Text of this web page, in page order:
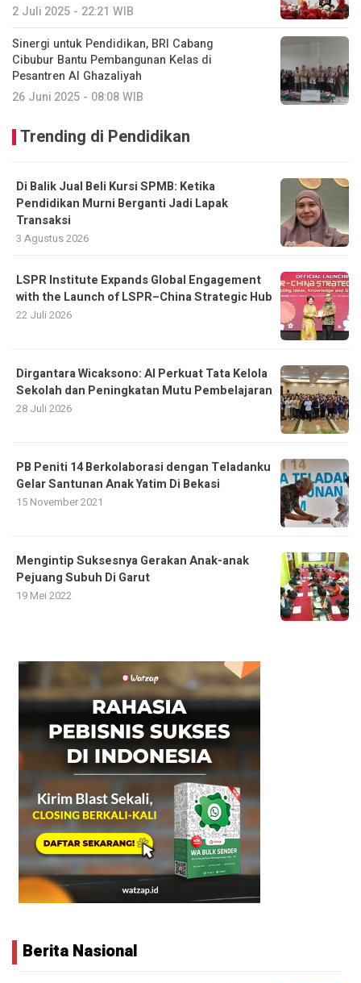
2 Juli 2025 - 22:21 WIB
Sinergi untuk Pendidikan, BRI Cabang
Cibubur Bantu Pembangunan Kelas di
Pesantren Al Ghazaliyah
26 Juni 2025 - 08:08 WIB
Trending di Pendidikan
Di Balik Jual Beli Kursi SPMB: Ketika
Pendidikan Murni Berganti Jadi Lapak
Transaksi
3 Agustus 2026
LSPR Institute Expands Global Engagement
with the Launch of LSPR–China Strategic Hub
22 Juli 2026
Dirgantara Wicaksono: AI Perkuat Tata Kelola
Sekolah dan Peningkatan Mutu Pembelajaran
28 Juli 2026
PB Peniti 14 Berkolaborasi dengan Teladanku
Gelar Santunan Anak Yatim Di Bekasi
15 November 2021
Mengintip Suksesnya Gerakan Anak-anak
Pejuang Subuh Di Garut
19 Mei 2022
Berita Nasional